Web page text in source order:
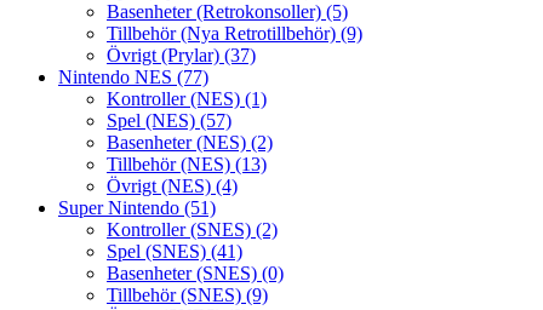
Basenheter (Retrokonsoller) (5)
Tillbehör (Nya Retrotillbehör) (9)
Övrigt (Prylar) (37)
Nintendo NES (77)
Kontroller (NES) (1)
Spel (NES) (57)
Basenheter (NES) (2)
Tillbehör (NES) (13)
Övrigt (NES) (4)
Super Nintendo (51)
Kontroller (SNES) (2)
Spel (SNES) (41)
Basenheter (SNES) (0)
Tillbehör (SNES) (9)